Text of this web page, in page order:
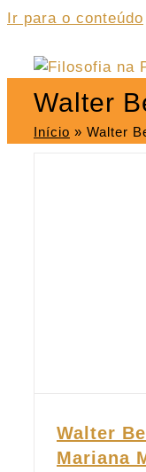
Ir para o conteúdo
Walter
Início » Walter
Walter
Mariana